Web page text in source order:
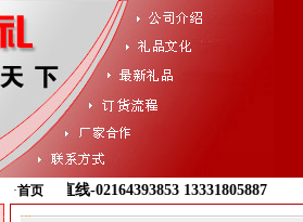
·首页
销售直线-02164393853 13331805887